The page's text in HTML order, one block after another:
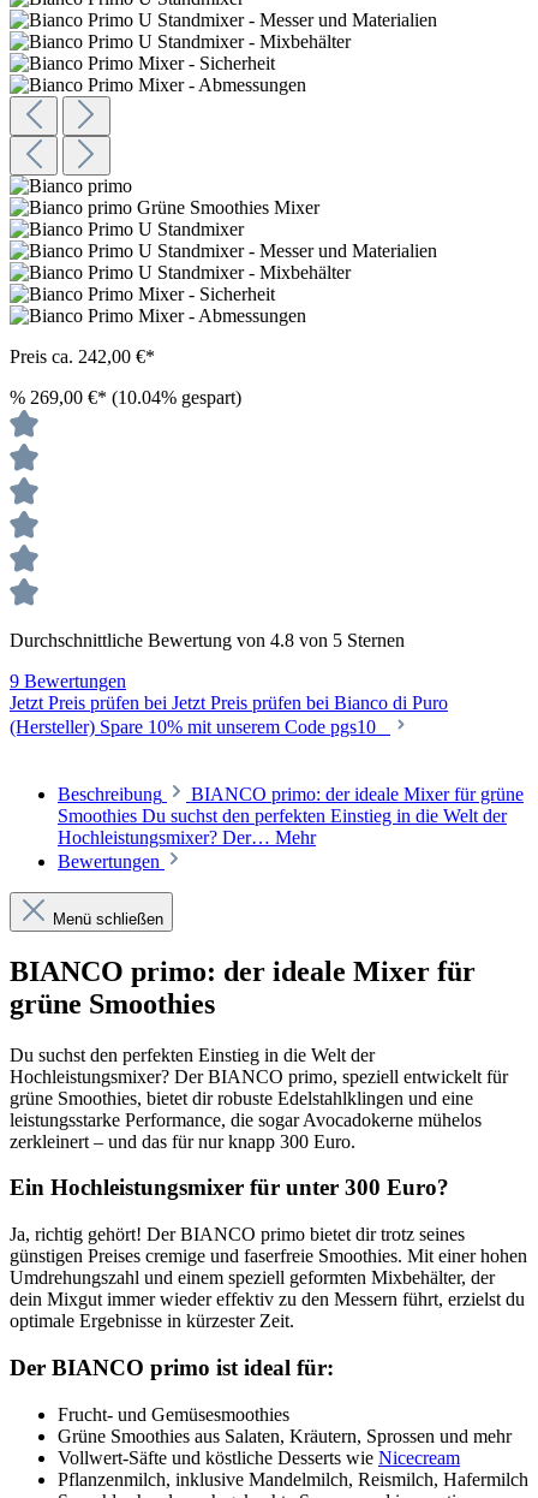
Preis ca. 242,00 €*
% 269,00 €* (10.04% gespart)
Durchschnittliche Bewertung von 4.8 von 5 Sternen
9 Bewertungen
Jetzt Preis prüfen bei Jetzt Preis prüfen bei Bianco di Puro
(Hersteller) Spare 10% mit unserem Code pgs10
Beschreibung
BIANCO primo: der ideale Mixer für grüne
Smoothies Du suchst den perfekten Einstieg in die Welt der
Hochleistungsmixer? Der… Mehr
Bewertungen
Menü schließen
BIANCO primo: der ideale Mixer für
grüne Smoothies
Du suchst den perfekten Einstieg in die Welt der
Hochleistungsmixer? Der BIANCO primo, speziell entwickelt für
grüne Smoothies, bietet dir robuste Edelstahlklingen und eine
leistungsstarke Performance, die sogar Avocadokerne mühelos
zerkleinert – und das für nur knapp 300 Euro.
Ein Hochleistungsmixer für unter 300 Euro?
Ja, richtig gehört! Der BIANCO primo bietet dir trotz seines
günstigen Preises cremige und faserfreie Smoothies. Mit einer hohen
Umdrehungszahl und einem speziell geformten Mixbehälter, der
dein Mixgut immer wieder effektiv zu den Messern führt, erzielst du
optimale Ergebnisse in kürzester Zeit.
Der BIANCO primo ist ideal für:
Frucht- und Gemüsesmoothies
Grüne Smoothies aus Salaten, Kräutern, Sprossen und mehr
Vollwert-Säfte und köstliche Desserts wie Nicecream
Pflanzenmilch, inklusive Mandelmilch, Reismilch, Hafermilch